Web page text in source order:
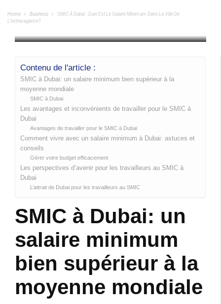
Home Business
SMIC À Dubai : Quel Est Le Salaire Minimum Dans La Ville De
L’extravagance?
L’extravagance?
Contenu de l'article :
SMIC à Dubai: un salaire minimum bien supérieur à la
moyenne mondiale
SMIC à Dubai
Les avantages et inconvénients de travailler pour le SMIC à
Dubai
Avantages de travailler pour le SMIC à Dubai
Comment vivre avec un salaire minimum à Dubai: astuces et
conseils
Gérer votre budget efficacement
Les perspectives d’avenir pour les travailleurs au SMIC à
Dubai
L’attrait de Dubai pour les travailleurs au SMIC
SMIC à Dubai: un
salaire minimum
bien supérieur à la
moyenne mondiale